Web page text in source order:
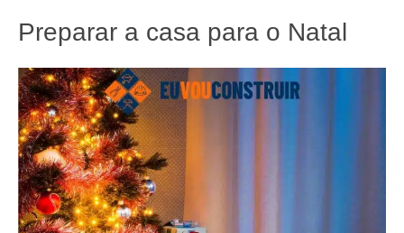
Preparar a casa para o Natal